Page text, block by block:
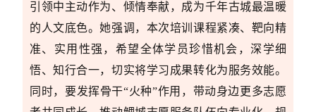
引领中主动作为、倾情奉献，成为千年古城最温暖
的人文底色。她强调，本次培训课程紧凑、靶向精
准、实用性强，希望全体学员珍惜机会，深学细
悟、知行合一，切实将学习成果转化为服务效能。
同时，要发挥骨干“火种”作用，带动身边更多志愿